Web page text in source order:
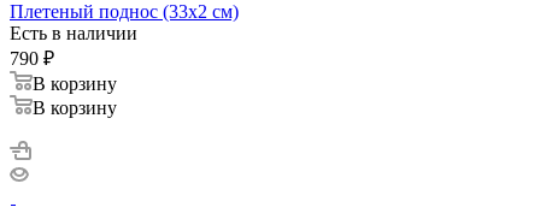
Плетеный поднос (33х2 см)
Есть в наличии
790 ₽
В корзину
В корзину